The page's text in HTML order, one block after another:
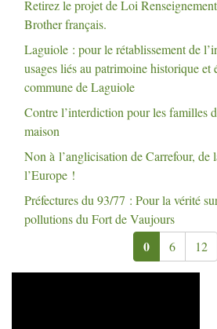
Retirez le projet de Loi
Brother français.
Laguiole : pour le rétablissement de
usages liés au patrimoine historique et
commune de Laguiole
Contre l’interdiction pour les familles
maison
Non à l’anglicisation de Carrefour, de
l’Europe !
Préfectures du 93/77 : Pour la vérité
pollutions du Fort de Vaujours
0 6 12